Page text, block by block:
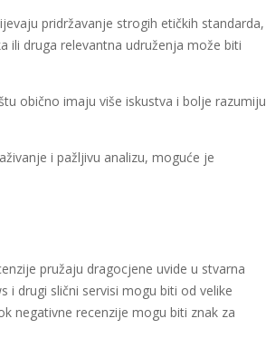
pridržavanje strogih etičkih standarda,
ili druga relevantna udruženja može biti
obično imaju više iskustva i bolje razumiju
i pažljivu analizu, moguće je
pružaju dragocjene uvide u stvarna
i drugi slični servisi mogu biti od velike
negativne recenzije mogu biti znak za